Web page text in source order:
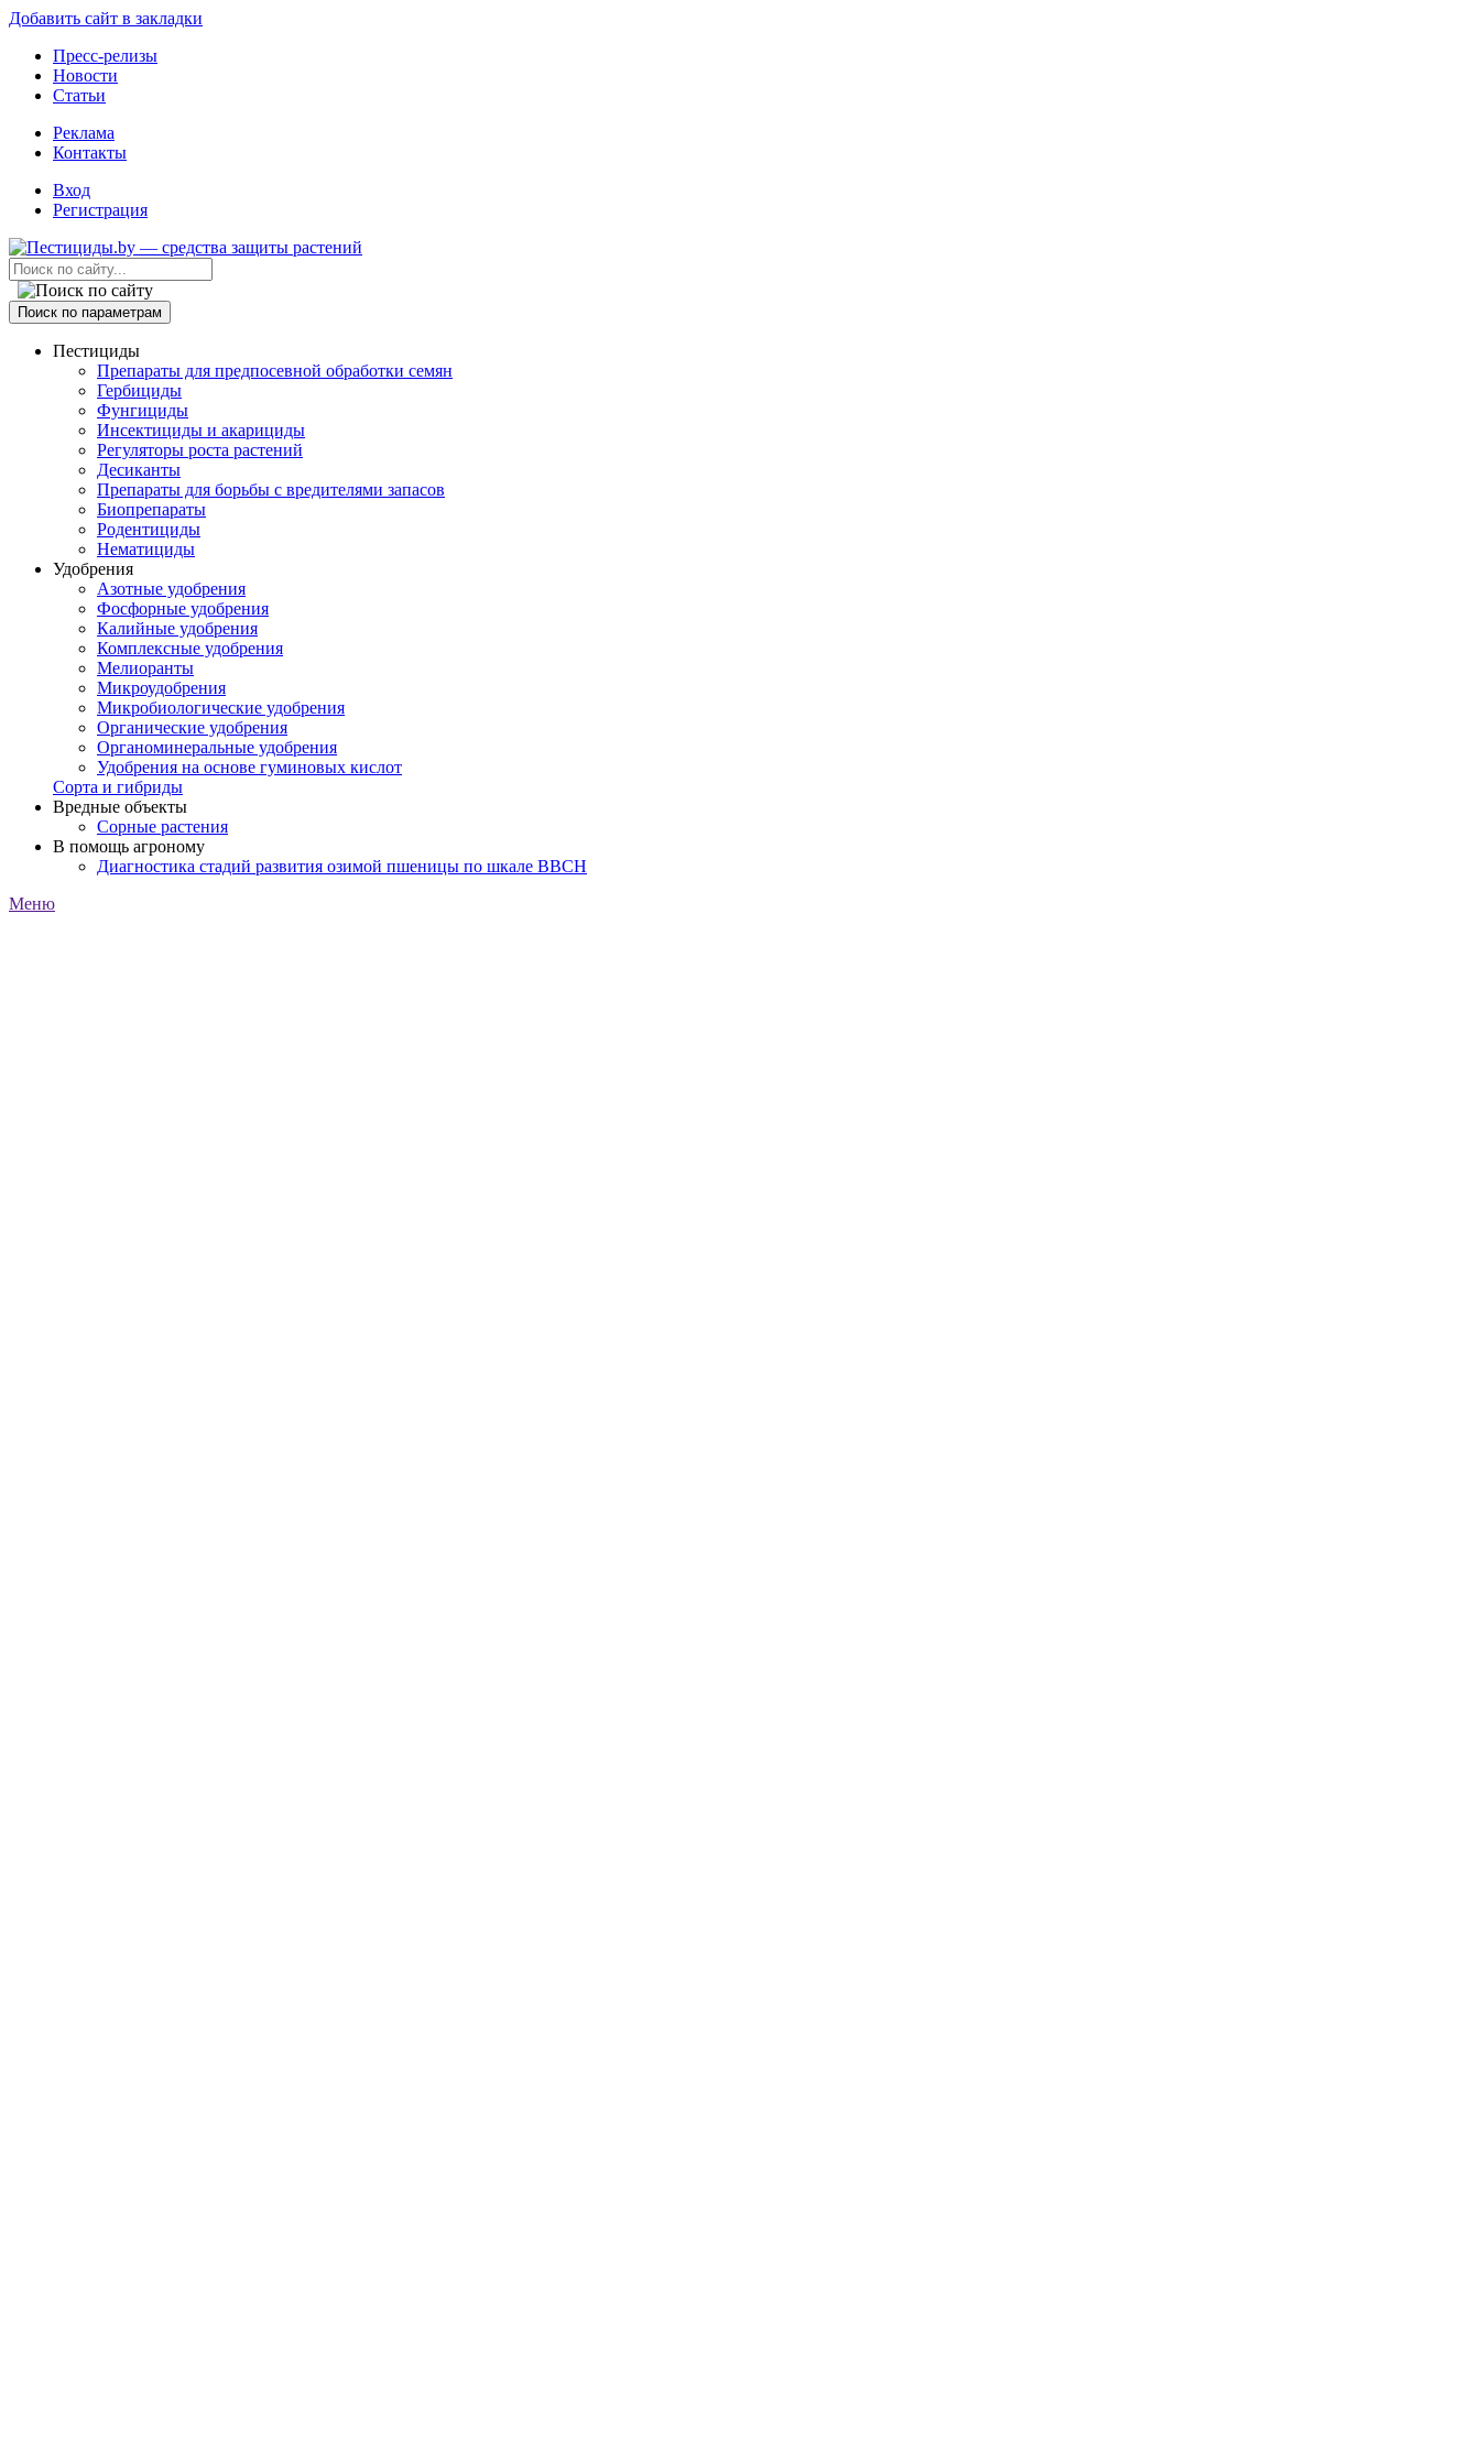
Добавить сайт в закладки
Пресс-релизы
Новости
Статьи
Реклама
Контакты
Вход
Регистрация
Поиск по параметрам
Пестициды
Препараты для предпосевной обработки семян
Гербициды
Фунгициды
Инсектициды и акарициды
Регуляторы роста растений
Десиканты
Препараты для борьбы с вредителями запасов
Биопрепараты
Родентициды
Нематициды
Удобрения
Азотные удобрения
Фосфорные удобрения
Калийные удобрения
Комплексные удобрения
Мелиоранты
Микроудобрения
Микробиологические удобрения
Органические удобрения
Органоминеральные удобрения
Удобрения на основе гуминовых кислот
Сорта и гибриды
Вредные объекты
Сорные растения
В помощь агроному
Диагностика стадий развития озимой пшеницы по шкале ВВСН
Меню